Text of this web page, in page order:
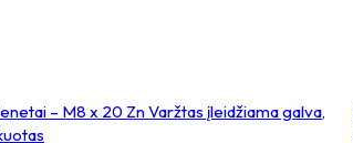
– M8 x 20 Zn Varžtas įleidžiama galva,